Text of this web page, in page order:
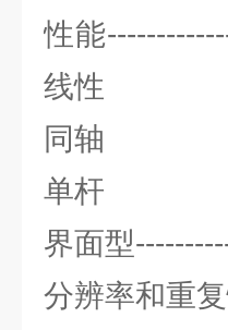
性能
线性
同轴
单杆
界面型
分辨率和重